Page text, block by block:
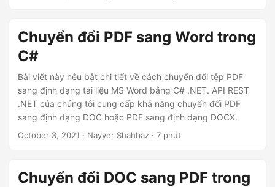
chuyển đổi Word sang PDF trên Zapier cho phép bạn kết
nối các kho tài liệu của mình từ Google Drive hoặc Dropbox
đến dịch vụ xử lý tệp của chúng tôi và tự động hóa các tác
vụ hàng ngày của bạn một cách dễ dàng.
Chuyển đổi PDF sang Word trong
C#
Bài viết này nêu bật chi tiết về cách chuyển đổi tệp PDF
sang định dạng tài liệu MS Word bằng C# .NET. API REST
.NET của chúng tôi cung cấp khả năng chuyển đổi PDF
sang định dạng DOC hoặc PDF sang định dạng DOCX.
October 3, 2021 · Nayyer Shahbaz · 7 phút
Chuyển đổi DOC sang PDF trong